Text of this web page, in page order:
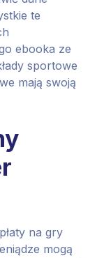
te
ebooka ze
sportowe
mają swoją
na gry
mogą